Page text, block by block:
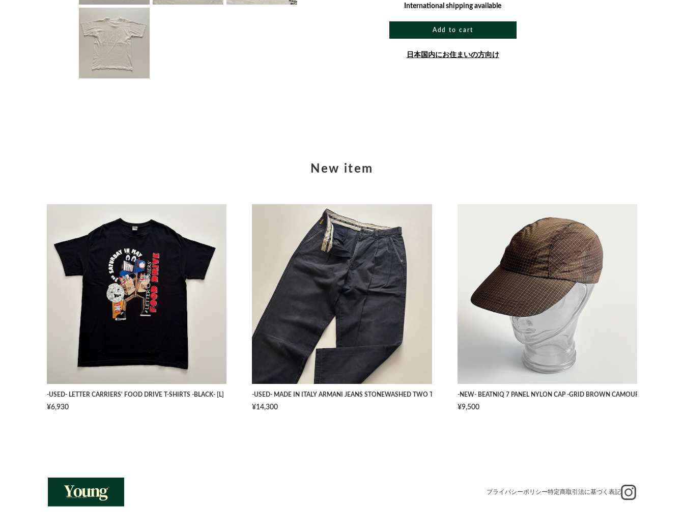
International shipping available
Add to cart
日本国内にお住まいの方向け
New item
-USED- LETTER CARRIERS' FOOD DRIVE T-SHIRTS -BLACK- [L]
¥6,930
-USED- MADE IN ITALY ARMANI JEANS STONEWASHED TWO TUCK PANTS -NAVY- [W34]
¥14,300
-NEW- BEATNIQ 7 PANEL NYLON CAP -GRID BROWN CAMOUFLAGE- [ONE
¥9,500
プライバシーポリシー特定商取引法に基づく表記